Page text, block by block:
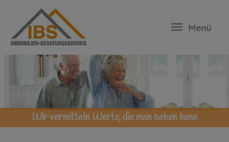
Menü
Wir vermitteln Werte, die man sehen kann